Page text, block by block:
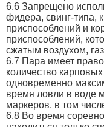
6.6 Запрещено
фидера, свинг-типа,
приспособлений и
приспособлений,
сжатым воздухом,
6.7 Пара имеет
количество
одновременно
время ловли в воде
маркеров, в том
6.8 Во время